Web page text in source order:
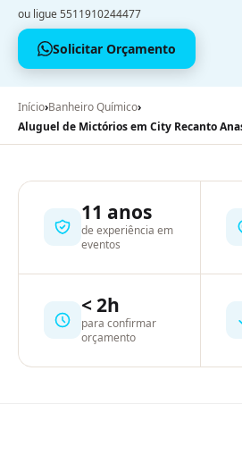
ou ligue 5511910244477
Solicitar Orçamento
Início›Banheiro Químico›
Aluguel de Mictórios em City Recanto
11 anos
de experiência em
eventos
< 2h
para confirmar
orçamento